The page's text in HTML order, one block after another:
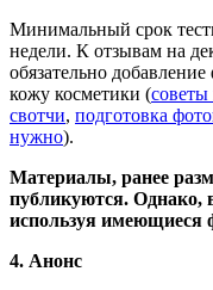
Минимальный срок
недели. К отзывам на
обязательно
кожу косметики (советы
свотчи, подготовка
нужно).
Материалы, ранее
публикуются. Однако,
используя имеющиеся
4. Анонс